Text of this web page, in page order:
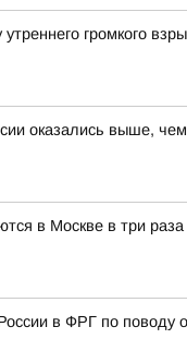
громкого
оказались выше,
в Москве в три
в ФРГ по поводу